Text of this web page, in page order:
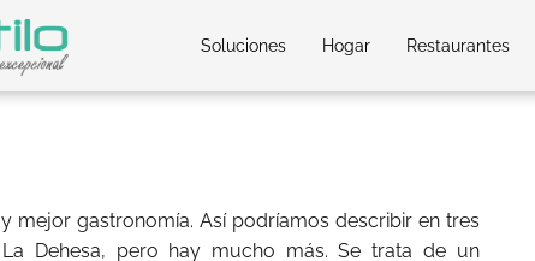
Soluciones Hogar Restaurantes
mejor gastronomía. Así podríamos describir en tres
Dehesa, pero hay mucho más. Se trata de un